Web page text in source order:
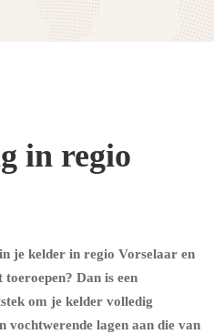
in regio
je kelder in regio Vorselaar en
Dan is een
om je kelder volledig
vochtwerende lagen aan die van